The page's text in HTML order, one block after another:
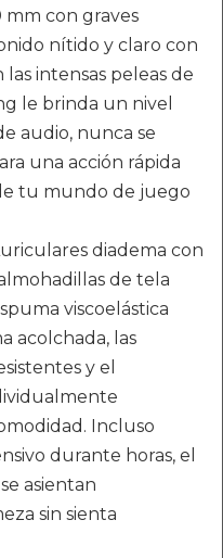
mm con graves
nítido y claro con
intensas peleas de
le brinda un nivel
audio, nunca se
una acción rápida
tu mundo de juego
diadema con
de tela
viscoelástica
acolchada, las
y el
Incluso
durante horas, el
asientan
sin sienta